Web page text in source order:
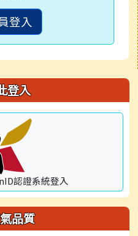
登入
登入
認證系統登入
品質